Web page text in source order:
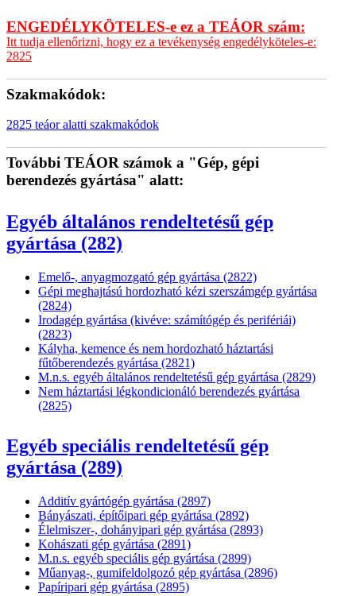
ENGEDÉLYKÖTELES-e ez a TEÁOR szám:
Itt tudja ellenőrizni, hogy ez a tevékenység engedélyköteles-e:
2825
Szakmakódok:
2825 teáor alatti szakmakódok
További TEÁOR számok a "Gép, gépi
berendezés gyártása" alatt:
Egyéb általános rendeltetésű gép
gyártása (282)
Emelő-, anyagmozgató gép gyártása (2822)
Gépi meghajtású hordozható kézi szerszámgép gyártása
(2824)
Irodagép gyártása (kivéve: számítógép és perifériái)
(2823)
Kályha, kemence és nem hordozható háztartási
fűtőberendezés gyártása (2821)
M.n.s. egyéb általános rendeltetésű gép gyártása (2829)
Nem háztartási légkondicionáló berendezés gyártása
(2825)
Egyéb speciális rendeltetésű gép
gyártása (289)
Additív gyártógép gyártása (2897)
Bányászati, építőipari gép gyártása (2892)
Élelmiszer-, dohányipari gép gyártása (2893)
Kohászati gép gyártása (2891)
M.n.s. egyéb speciális gép gyártása (2899)
Műanyag-, gumifeldolgozó gép gyártása (2896)
Papíripari gép gyártása (2895)